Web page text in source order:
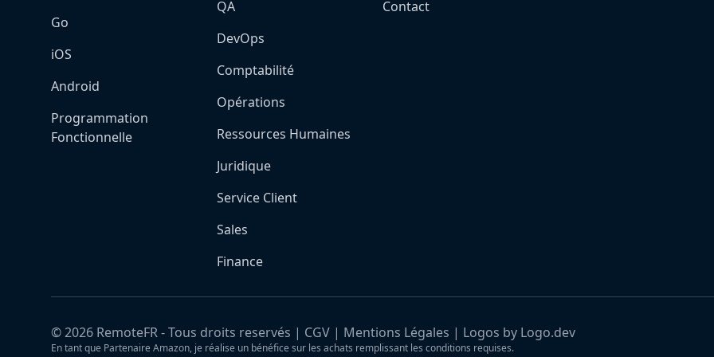
Go
iOS
Android
Programmation
Fonctionnelle
QA
DevOps
Comptabilité
Opérations
Ressources Humaines
Juridique
Service Client
Sales
Finance
Contact
©2026 RemoteFR - Tous droits reservés | CGV | Mentions Légales | Logos by Logo.dev
En tant que Partenaire Amazon, je réalise un bénéfice sur les achats remplissant les conditions requises.